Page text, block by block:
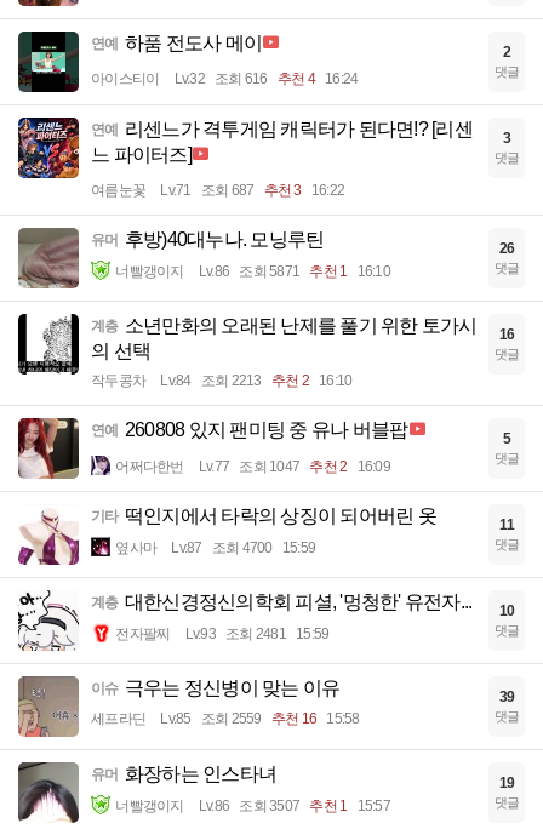
연예 하품 전도사 메이
아이스티이 Lv.32 조회 616 추천 4 16:24
2
댓글
연예
리센느가 격투게임 캐릭터가 된다면!? [리센
느 파이터즈]
여름눈꽃 Lv.71 조회 687 추천 3 16:22
3
댓글
유머 후방)40대누나. 모닝루틴
너빨갱이지 Lv.86 조회 5871 추천 1 16:10
26
댓글
계층 소년만화의 오래된 난제를 풀기 위한 토가시
의 선택
작두콩차 Lv.84 조회 2213 추천 2 16:10
16
댓글
연예 260808 있지 팬미팅 중 유나 버블팝
어쩌다한번 Lv.77 조회 1047 추천 2 16:09
5
댓글
기타 떡인지에서 타락의 상징이 되어버린 옷
옆사마 Lv.87 조회 4700 15:59
11
댓글
계층 대한신경정신의학회 피셜, '멍청한' 유전자...
전자팔찌 Lv.93 조회 2481 15:59
10
댓글
이슈 극우는 정신병이 맞는 이유
세프라딘 Lv.85 조회 2559 추천 16 15:58
39
댓글
유머 화장하는 인스타녀
너빨갱이지 Lv.86 조회 3507 추천 1 15:57
19
댓글